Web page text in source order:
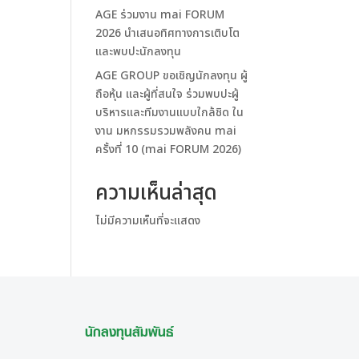
AGE ร่วมงาน mai FORUM
2026 นำเสนอทิศทางการเติบโต
และพบปะนักลงทุน
AGE GROUP ขอเชิญนักลงทุน ผู้
ถือหุ้น และผู้ที่สนใจ ร่วมพบปะผู้
บริหารและทีมงานแบบใกล้ชิด ใน
งาน มหกรรมรวมพลังคน mai
ครั้งที่ 10 (mai FORUM 2026)
ความเห็นล่าสุด
ไม่มีความเห็นที่จะแสดง
นักลงทุนสัมพันธ์